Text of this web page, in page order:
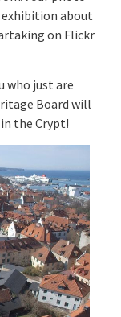
about
on Flickr
who just are
Board will
the Crypt!